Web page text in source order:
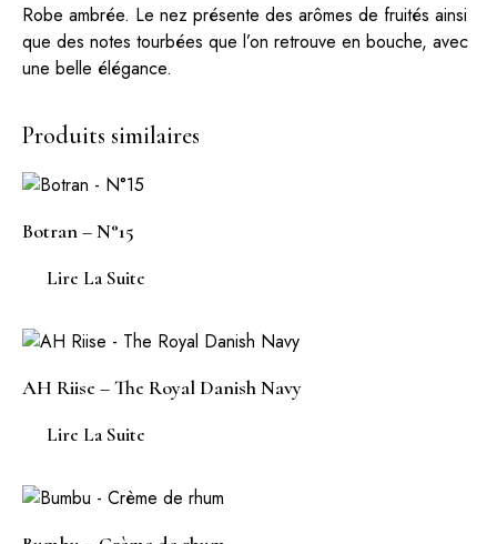
Robe ambrée. Le nez présente des arômes de fruités ainsi
que des notes tourbées que l’on retrouve en bouche, avec
une belle élégance.
Produits similaires
Botran – N°15
Lire La Suite
AH Riise – The Royal Danish Navy
Lire La Suite